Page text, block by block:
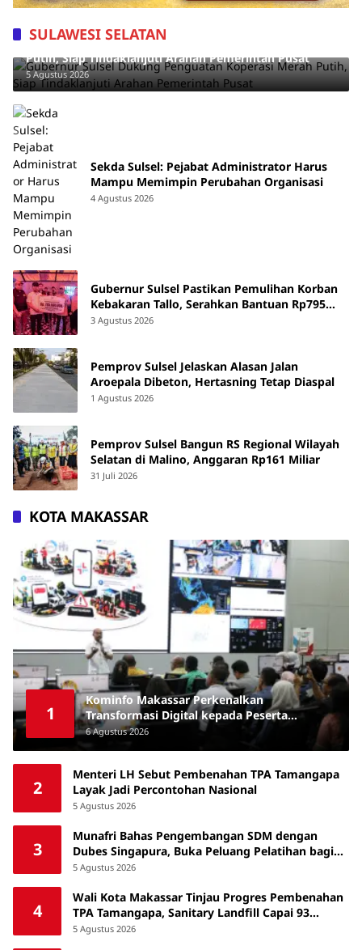
SULAWESI SELATAN
Gubernur Sulsel Dukung Penguatan Koperasi Merah
Putih, Siap Tindaklanjuti Arahan Pemerintah Pusat
5 Agustus 2026
Sekda Sulsel: Pejabat Administrator Harus
Mampu Memimpin Perubahan Organisasi
4 Agustus 2026
Gubernur Sulsel Pastikan Pemulihan Korban
Kebakaran Tallo, Serahkan Bantuan Rp795
Juta
3 Agustus 2026
Pemprov Sulsel Jelaskan Alasan Jalan
Aroepala Dibeton, Hertasning Tetap Diaspal
1 Agustus 2026
Pemprov Sulsel Bangun RS Regional Wilayah
Selatan di Malino, Anggaran Rp161 Miliar
31 Juli 2026
KOTA MAKASSAR
1
Kominfo Makassar Perkenalkan
Transformasi Digital kepada Peserta
Australia Awards Short Course
6 Agustus 2026
2
Menteri LH Sebut Pembenahan TPA Tamangapa
Layak Jadi Percontohan Nasional
5 Agustus 2026
3
Munafri Bahas Pengembangan SDM dengan
Dubes Singapura, Buka Peluang Pelatihan bagi
ASN hingga Masyarakat
5 Agustus 2026
4
Wali Kota Makassar Tinjau Progres Pembenahan
TPA Tamangapa, Sanitary Landfill Capai 93
Persen
5 Agustus 2026